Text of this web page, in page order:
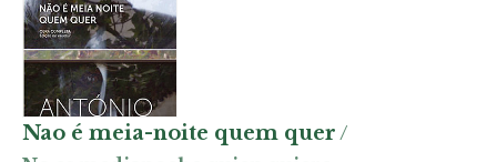
Nao é meia-noite quem quer /